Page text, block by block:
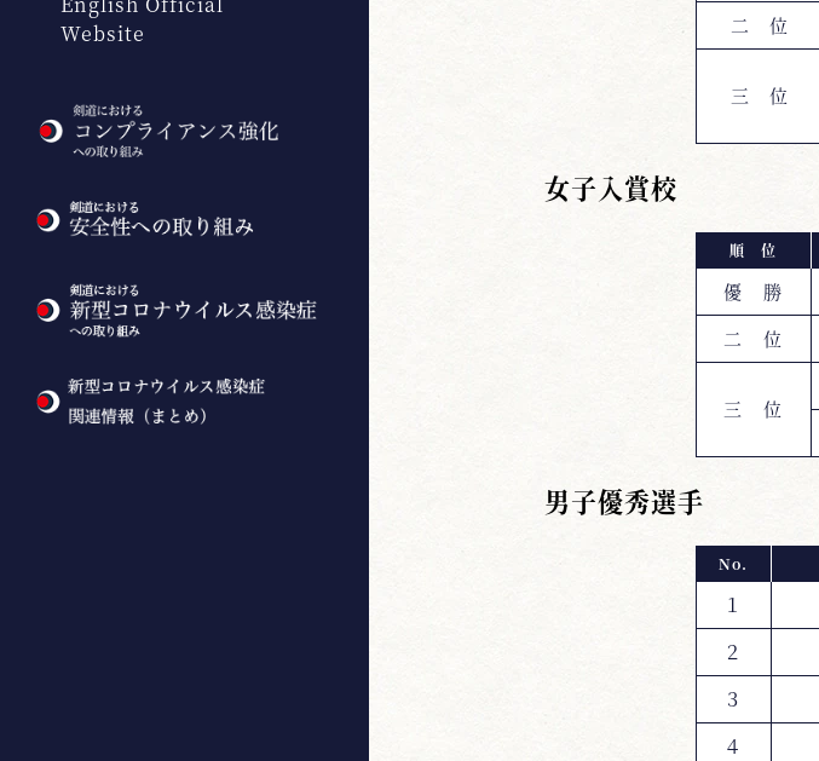
Website
二 位
三 位
女子入賞校
順 位
優 勝
二 位
三 位
男子優秀選手
No.
１
２
３
４